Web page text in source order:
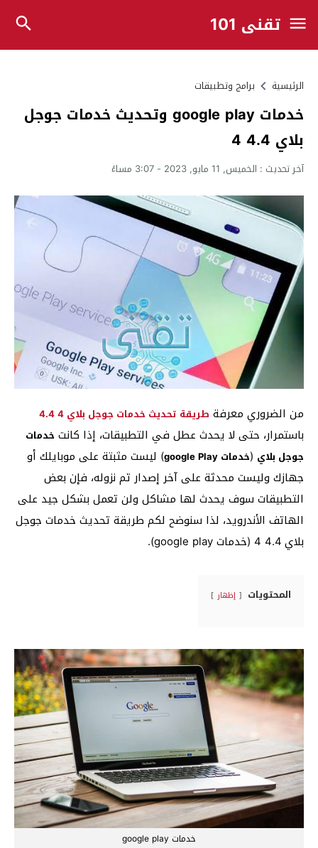
تقني 101
الرئيسية برامج وتطبيقات
خدمات google play وتحديث خدمات جوجل
بلاي 4.4 4
آخر تحديث : الخميس, 11 مايو, 2023 - 3:07 مساءً
من الضروري معرفة طريقة تحديث خدمات جوجل بلاي 4 4.4
باستمرار، حتى لا يحدث عطل في التطبيقات، إذا كانت خدمات
جوجل بلاي (خدمات google Play
) ليست مثبتة على موبايلك أو
جهازك وليست محدثة على آخر إصدار تم نزوله، فإن بعض
التطبيقات سوف يحدث لها مشاكل ولن تعمل بشكل جيد على
الهاتف الأندرويد، لذا سنوضح لكم طريقة تحديث خدمات جوجل
بلاي 4.4 4 (خدمات google play).
المحتويات إظهار
خدمات google play